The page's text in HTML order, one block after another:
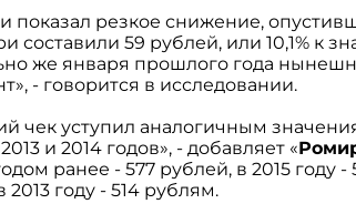
показал резкое снижение,
составили 59 рублей, или 10,1% к
же января прошлого года
- говорится в исследовании.
уступил аналогичным
и 2014 годов», - добавляет «
ранее - 577 рублей, в 2015 году
году - 514 рублям.